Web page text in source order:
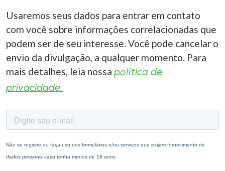
Diplomados
Cultura
Biblioteca
Usaremos seus dados para entrar em contato
com você sobre informações correlacionadas que
podem ser de seu interesse. Você pode cancelar o
envio da divulgação, a qualquer momento. Para
mais detalhes, leia nossa política de
privacidade.